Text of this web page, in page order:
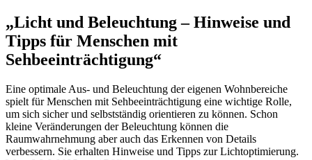
„Licht und Beleuchtung – Hinweise und
Tipps für Menschen mit
Sehbeeinträchtigung“
Eine optimale Aus- und Beleuchtung der eigenen Wohnbereiche
spielt für Menschen mit Sehbeeinträchtigung eine wichtige Rolle,
um sich sicher und selbstständig orientieren zu können. Schon
kleine Veränderungen der Beleuchtung können die
Raumwahrnehmung aber auch das Erkennen von Details
verbessern. Sie erhalten Hinweise und Tipps zur Lichtoptimierung.